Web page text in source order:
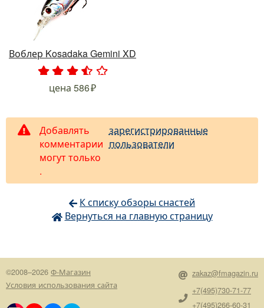
Воблер Kosadaka Gemini XD
. .
цена 586
Добавлять
комментарии
могут только
зарегистрированные
пользователи
.
К списку обзоры снастей
Вернуться на главную страницу
©2008–2026 Ф-Магазин
Условия использования сайта
zakaz@fmagazin.ru
+7(495)730-71-77
+7(495)266-60-31